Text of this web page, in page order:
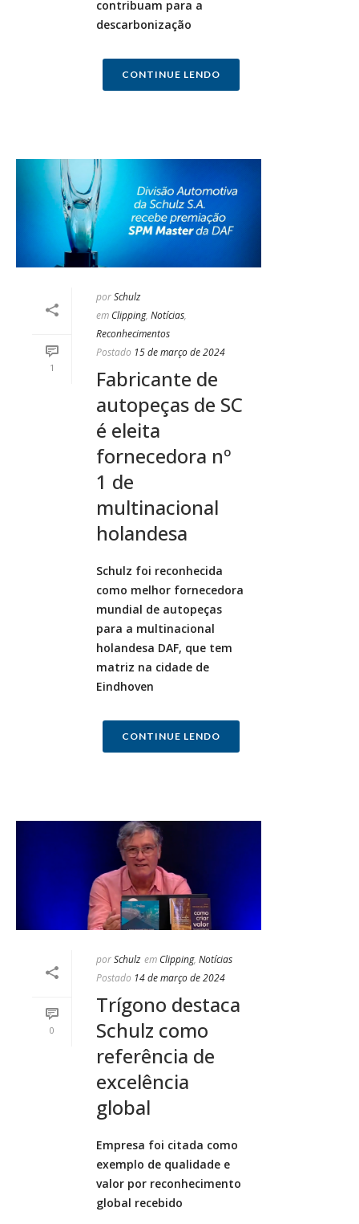
contribuam para a
descarbonização
CONTINUE LENDO
1
porSchulz
em Clipping, Notícias,
Reconhecimentos
Postado 15 de março de 2024
Fabricante de
autopeças de SC
é eleita
fornecedora nº
1 de
multinacional
holandesa
Schulz foi reconhecida
como melhor fornecedora
mundial de autopeças
para a multinacional
holandesa DAF, que tem
matriz na cidade de
Eindhoven
CONTINUE LENDO
0
porSchulz em Clipping, Notícias
Postado 14 de março de 2024
Trígono destaca
Schulz como
referência de
excelência
global
Empresa foi citada como
exemplo de qualidade e
valor por reconhecimento
global recebido